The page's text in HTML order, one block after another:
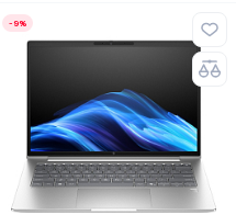
-9%